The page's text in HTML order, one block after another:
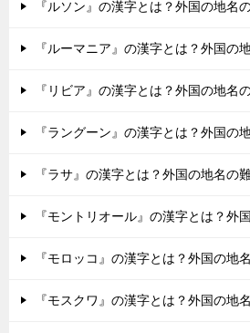
『ルソン』の漢字とは？外国の地名
『ルーマニア』の漢字とは？外国の
『リビア』の漢字とは？外国の地名
『ラングーン』の漢字とは？外国の
『ラサ』の漢字とは？外国の地名の
『モントリオール』の漢字とは？外
『モロッコ』の漢字とは？外国の地
『モスクワ』の漢字とは？外国の地